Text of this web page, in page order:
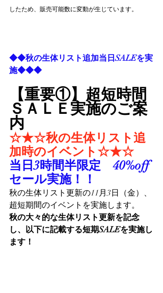
したため、販売可能数に変動が生じています。
◆◆秋の生体リスト追加当日SALEを実
施◆◆◆
【重要①】超短時間
ＳＡＬＥ実施のご案
内
☆★☆秋の生体リスト追
加時のイベント☆★☆
当日3時間半限定　40%off
セール実施！！
秋の生体リスト更新の11月3日（金）、
超短期間のイベントを実施します。
秋の大々的な生体リスト更新を記念
し、以下に記載する短期SALEを実施し
ます！